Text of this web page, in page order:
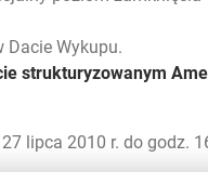
Dacie Wykupu.
strukturyzowanym
lipca 2010 r. do godz.